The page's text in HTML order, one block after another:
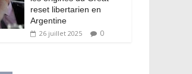
reset libertarien en
Argentine
26 juillet 2025 0